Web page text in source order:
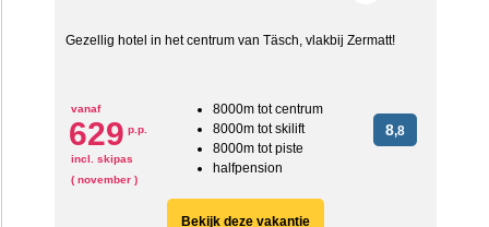
Gezellig hotel in het centrum van Täsch, vlakbij Zermatt!
vanaf
629 p.p.
incl. skipas
( november )
8000m tot centrum
8000m tot skilift
8000m tot piste
halfpension
8,8
Bekijk deze vakantie